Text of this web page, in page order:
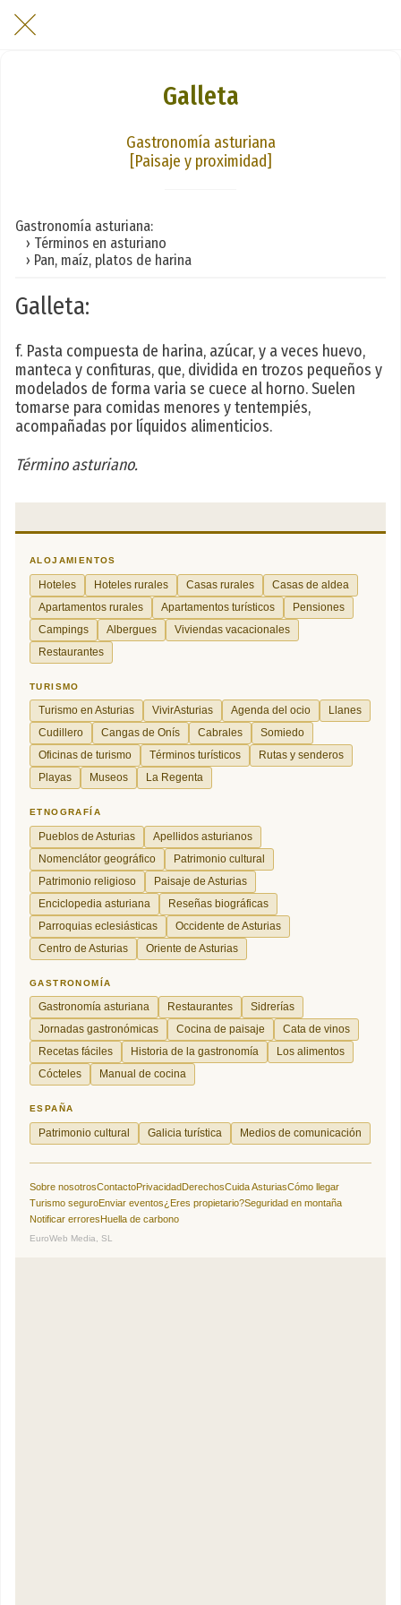
Galleta
Gastronomía asturiana
[Paisaje y proximidad]
Gastronomía asturiana:
› Términos en asturiano
› Pan, maíz, platos de harina
Galleta:
f. Pasta compuesta de harina, azúcar, y a veces huevo,
manteca y confituras, que, dividida en trozos pequeños y
modelados de forma varia se cuece al horno. Suelen
tomarse para comidas menores y tentempiés,
acompañadas por líquidos alimenticios.
Término asturiano.